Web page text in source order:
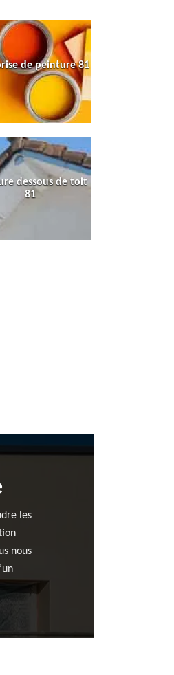
de peinture 81
dessous de toit
81
les
nous